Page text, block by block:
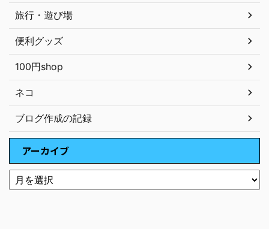
旅行・遊び場
便利グッズ
100円shop
ネコ
ブログ作成の記録
アーカイブ